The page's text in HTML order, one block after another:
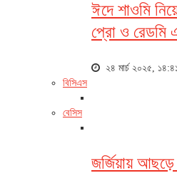
ঈদে শাওমি
প্রো ও রেডমি
২৪ মার্চ ২০২৫,
বিসিএস
বেসিস
জর্জিয়ায়